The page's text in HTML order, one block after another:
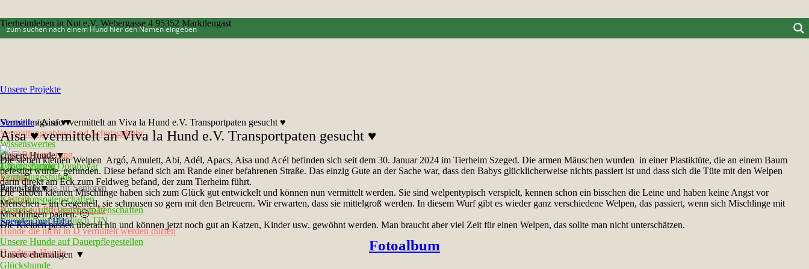
Tierheimleben in Not e.V. Webergasse 4 95352 Marktleugast
Unsere Projekte
Vermittlungsinfo▼
Vermittlungsablauf und Schutzgebühr
Wissenswertes
Chip-Registrierung
Unsere Partner
Kontakt
Unsere Hunde▼
Tötungshunde Dombovár
Vermittlungshunde
Seniorenhunde für Senioren
Notfelle
Hunde auf Pflegestelle in D
Vermittlungshilfe durch TIN
Hunde die nicht in D vermittelt werden dürfen
Unsere Hunde auf Dauerpflegestellen
Handicap-Hunde
Paten-Info▼
Kastrationspatenschaften
Ausreise- und Transportpatenschaften
Spenden und Hilfe
Unsere ehemaligen ▼
Glückshunde
Startseite /Aisa ♥ vermittelt an Viva la Hund e.V. Transportpaten gesucht ♥
Aisa ♥ vermittelt an Viva la Hund e.V. Transportpaten gesucht ♥
Die sieben kleinen Welpen Argó, Amulett, Abi, Adél, Apacs, Aisa und Acél befinden sich seit dem 30. Januar 2024 im Tierheim Szeged. Die armen Mäuschen wurden in einer Plastiktüte, die an einem Baum
befestigt wurde, gefunden. Diese befand sich am Rande einer befahrenen Straße. Das einzig Gute an der Sache war, dass den Babys glücklicherweise nichts passiert ist und dass sich die Tüte mit den Welpen
darin direkt am Eck zum Feldweg befand, der zum Tierheim führt.
Die sieben kleinen Mischlinge haben sich zum Glück gut entwickelt und können nun vermittelt werden. Sie sind welpentypisch verspielt, kennen schon ein bisschen die Leine und haben keine Angst vor
Menschen – im Gegenteil, sie schmusen so gern mit den Betreuern. Wir erwarten, dass sie mittelgroß werden. In diesem Wurf gibt es wieder ganz verschiedene Welpen, das passiert, wenn sich Mischlinge mit
Mischlingen paaren. 🙂
Die Kleinen passen überall hin und können jetzt noch gut an Katzen, Kinder usw. gewöhnt werden. Man braucht aber viel Zeit für einen Welpen, das sollte man nicht unterschätzen.
Fotoalbum